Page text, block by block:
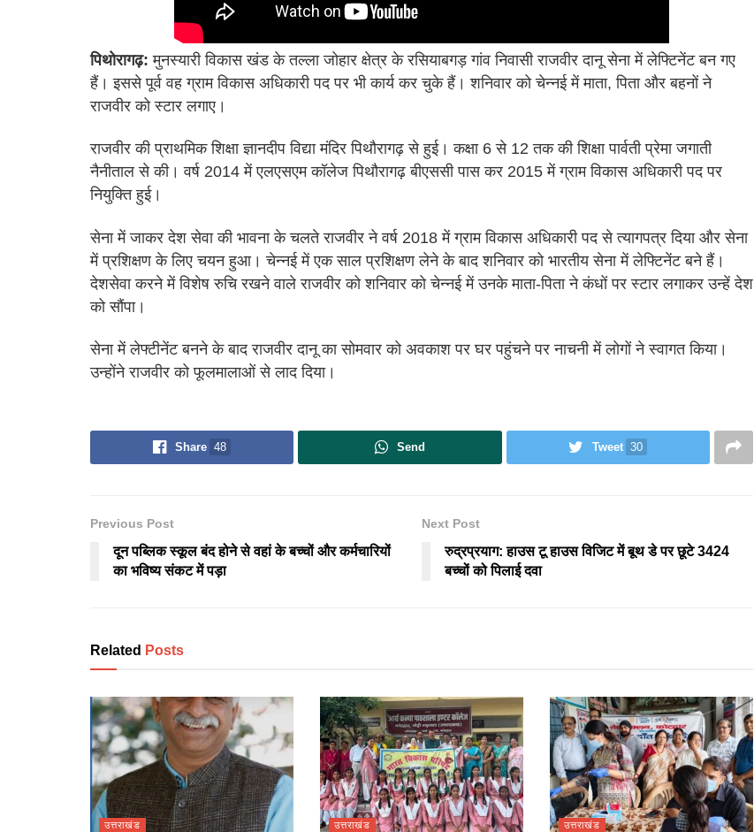
पिथोरागढ़: मुनस्यारी विकास खंड के तल्ला जोहार क्षेत्र के रसियाबगड़ गांव निवासी राजवीर दानू सेना में लेफ्टिनेंट बन गए
हैं। इससे पूर्व वह ग्राम विकास अधिकारी पद पर भी कार्य कर चुके हैं। शनिवार को चेन्नई में माता, पिता और बहनों ने
राजवीर को स्टार लगाए।
राजवीर की प्राथमिक शिक्षा ज्ञानदीप विद्या मंदिर पिथौरागढ़ से हुई। कक्षा 6 से 12 तक की शिक्षा पार्वती प्रेमा जगाती
नैनीताल से की। वर्ष 2014 में एलएसएम कॉलेज पिथौरागढ़ बीएससी पास कर 2015 में ग्राम विकास अधिकारी पद पर
नियुक्ति हुई।
सेना में जाकर देश सेवा की भावना के चलते राजवीर ने वर्ष 2018 में ग्राम विकास अधिकारी पद से त्यागपत्र दिया और सेना
में प्रशिक्षण के लिए चयन हुआ। चेन्नई में एक साल प्रशिक्षण लेने के बाद शनिवार को भारतीय सेना में लेफ्टिनेंट बने हैं।
देशसेवा करने में विशेष रुचि रखने वाले राजवीर को शनिवार को चेन्नई में उनके माता-पिता ने कंधों पर स्टार लगाकर उन्हें देश
को सौंपा।
सेना में लेफ्टीनेंट बनने के बाद राजवीर दानू का सोमवार को अवकाश पर घर पहुंचने पर नाचनी में लोगों ने स्वागत किया।
उन्होंने राजवीर को फूलमालाओं से लाद दिया।
Share 48 Send Tweet 30
Previous Post
दून पब्लिक स्कूल बंद होने से वहां के बच्चों और कर्मचारियों
का भविष्य संकट में पड़ा
Next Post
रुद्रप्रयाग: हाउस टू हाउस विजिट में बूथ डे पर छूटे 3424
बच्चों को पिलाई दवा
Related Posts
उत्तराखंड उत्तराखंड उत्तराखंड